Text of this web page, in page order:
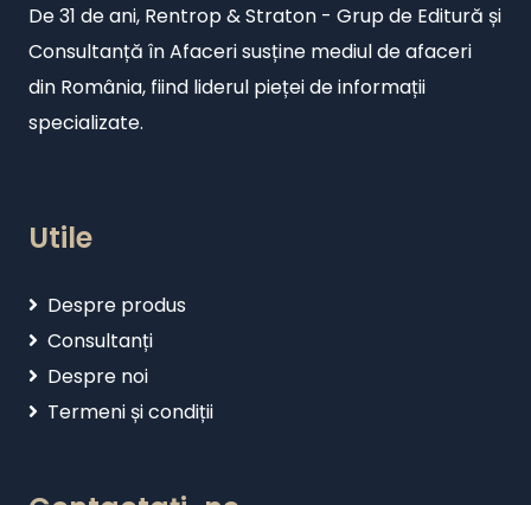
De 31 de ani, Rentrop & Straton - Grup de Editură și
Consultanță în Afaceri susține mediul de afaceri
din România, fiind liderul pieței de informații
specializate.
Utile
Despre produs
Consultanți
Despre noi
Termeni și condiții